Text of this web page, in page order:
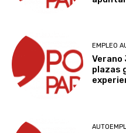
EMPLEO
Verano
plazas